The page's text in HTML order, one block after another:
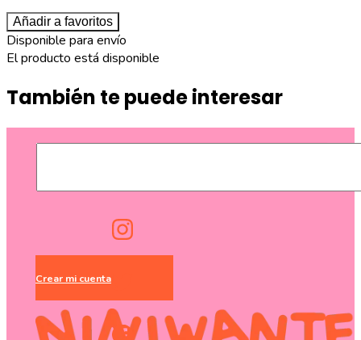
Añadir a favoritos
Disponible para envío
El producto está disponible
También te puede interesar
Crear mi cuenta